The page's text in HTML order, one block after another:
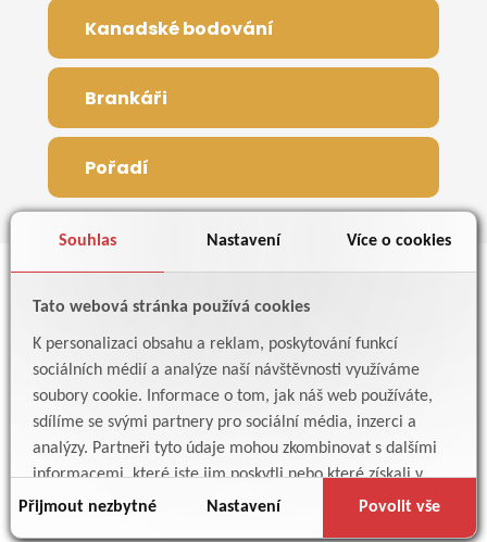
Souhlas Nastavení Více o cookies
Tato webová stránka používá cookies
K personalizaci obsahu a reklam, poskytování funkcí
sociálních médií a analýze naší návštěvnosti využíváme
soubory cookie. Informace o tom, jak náš web používáte,
sdílíme se svými partnery pro sociální média, inzerci a
analýzy. Partneři tyto údaje mohou zkombinovat s dalšími
informacemi, které jste jim poskytli nebo které získali v
důsledku toho, že používáte jejich služby.
Přijmout nezbytné Nastavení Povolit vše
Kanadské bodování
Brankáři
Pořadí
Žamberská liga 2025 - Rozlosování
TISK PDF TISK CSV
Připravujeme...